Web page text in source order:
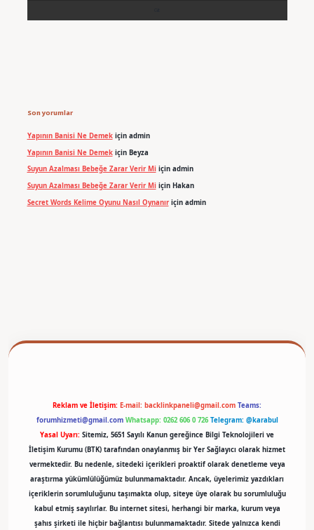
Son yorumlar
Yapının Banisi Ne Demekiçin admin
Yapının Banisi Ne Demekiçin Beyza
Suyun Azalması Bebeğe Zarar Verir Miiçin admin
Suyun Azalması Bebeğe Zarar Verir Miiçin Hakan
Secret Words Kelime Oyunu Nasıl Oynanıriçin admin
Reklam ve İletişim: E-mail: backlinkpaneli@gmail.com Teams:
forumhizmeti@gmail.com Whatsapp: 0262 606 0 726 Telegram: @karabul
Yasal Uyarı: Sitemiz, 5651 Sayılı Kanun gereğince Bilgi Teknolojileri ve
İletişim Kurumu (BTK) tarafından onaylanmış bir Yer Sağlayıcı olarak hizmet
vermektedir. Bu nedenle, sitedeki içerikleri proaktif olarak denetleme veya
araştırma yükümlülüğümüz bulunmamaktadır. Ancak, üyelerimiz yazdıkları
içeriklerin sorumluluğunu taşımakta olup, siteye üye olarak bu sorumluluğu
kabul etmiş sayılırlar. Bu internet sitesi, herhangi bir marka, kurum veya
şahıs şirketi ile hiçbir bağlantısı bulunmamaktadır. Sitede yalnızca kendi